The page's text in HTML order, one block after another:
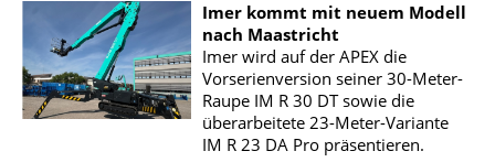
Imer kommt mit neuem Modell
nach Maastricht
Imer wird auf der APEX die
Vorserienversion seiner 30-Meter-
Raupe IM R 30 DT sowie die
überarbeitete 23-Meter-Variante
IM R 23 DA Pro präsentieren.